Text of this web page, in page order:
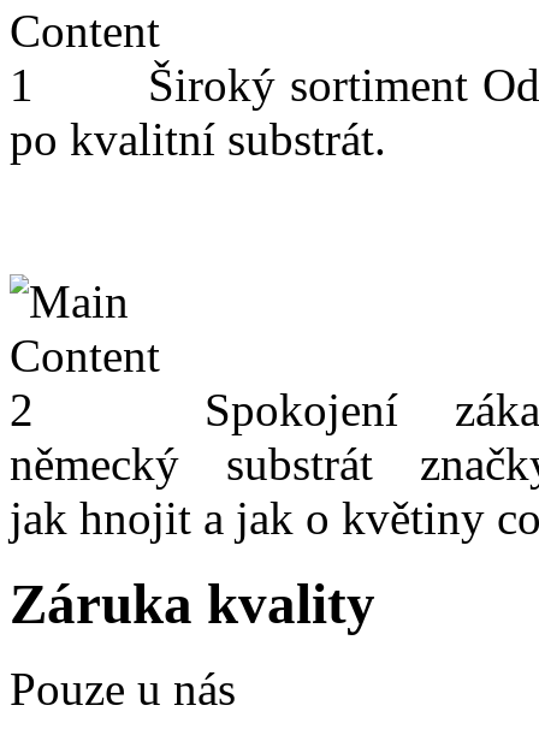
Široký sortiment
po kvalitní substrát.
Spokojení
německý substrát
jak hnojit a jak o květiny
Záruka kvality
Pouze u nás